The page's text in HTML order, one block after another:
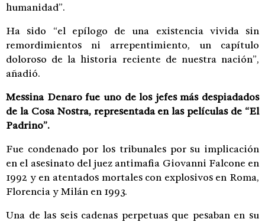
humanidad”.
Ha sido “el epílogo de una existencia vivida sin
remordimientos ni arrepentimiento, un capítulo
doloroso de la historia reciente de nuestra nación”,
añadió.
Messina Denaro fue uno de los jefes más despiadados
de la Cosa Nostra, representada en las películas de “El
Padrino”.
Fue condenado por los tribunales por su implicación
en el asesinato del juez antimafia Giovanni Falcone en
1992 y en atentados mortales con explosivos en Roma,
Florencia y Milán en 1993.
Una de las seis cadenas perpetuas que pesaban en su